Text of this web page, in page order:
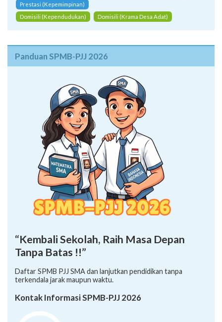
Prestasi (Kepemimpinan)
Domisili (Kependudukan)
Domisili (Krama Desa Adat)
Panduan SPMB-PJJ 2026
“Kembali Sekolah, Raih Masa Depan
Tanpa Batas !!”
Daftar SPMB PJJ SMA dan lanjutkan pendidikan tanpa
terkendala jarak maupun waktu.
Kontak Informasi SPMB-PJJ 2026